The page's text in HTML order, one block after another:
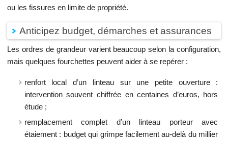
ou les fissures en limite de propriété.
Anticipez budget, démarches et assurances
Les ordres de grandeur varient beaucoup selon la configuration,
mais quelques fourchettes peuvent aider à se repérer :
renfort local d’un linteau sur une petite ouverture :
intervention souvent chiffrée en centaines d’euros, hors
étude ;
remplacement complet d’un linteau porteur avec
étaiement : budget qui grimpe facilement au-delà du millier